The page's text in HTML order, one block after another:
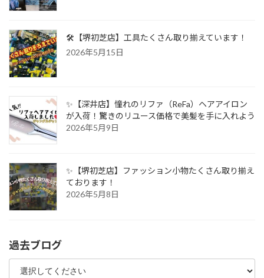
🛠️【堺初芝店】工具たくさん取り揃えています！
2026年5月15日
✨【深井店】憧れのリファ（ReFa）ヘアアイロン
が入荷！驚きのリユース価格で美髪を手に入れよう
2026年5月9日
✨【堺初芝店】ファッション小物たくさん取り揃え
ております！
2026年5月8日
過去ブログ